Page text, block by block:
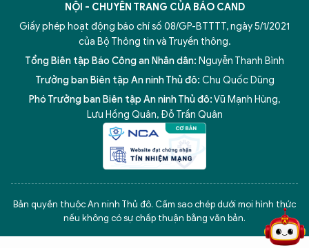
NỘI - CHUYÊN TRANG CỦA BÁO CAND
Giấy phép hoạt động báo chí số 08/GP-BTTTT, ngày 5/1/2021
của Bộ Thông tin và Truyền thông.
Tổng Biên tập Báo Công an Nhân dân: Nguyễn Thanh Bình
Trưởng ban Biên tập An ninh Thủ đô: Chu Quốc Dũng
Phó Trưởng ban Biên tập An ninh Thủ đô:Vũ Mạnh Hùng,
Lưu Hồng Quân, Đỗ Trần Quân
Bản quyền thuộc An ninh Thủ đô. Cấm sao chép dưới mọi hình thức
nếu không có sự chấp thuận bằng văn bản.
5 điểm nghẽn của Hà Nội giải pháp xử lý điểm nghẽn của